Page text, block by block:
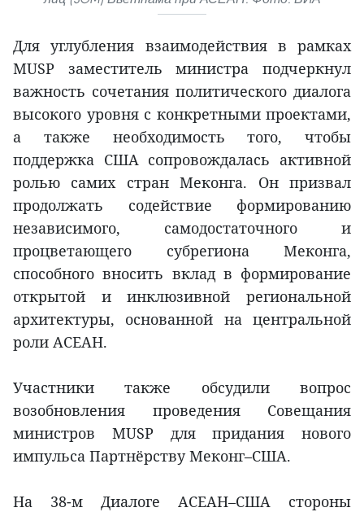
Для углубления взаимодействия в рамках
MUSP заместитель министра подчеркнул
важность сочетания политического диалога
высокого уровня с конкретными проектами,
а также необходимость того, чтобы
поддержка США сопровождалась активной
ролью самих стран Меконга. Он призвал
продолжать содействие формированию
независимого, самодостаточного и
процветающего субрегиона Меконга,
способного вносить вклад в формирование
открытой и инклюзивной региональной
архитектуры, основанной на центральной
роли АСЕАН.
Участники также обсудили вопрос
возобновления проведения Совещания
министров MUSP для придания нового
импульса Партнёрству Меконг–США.
На 38-м Диалоге АСЕАН–США стороны